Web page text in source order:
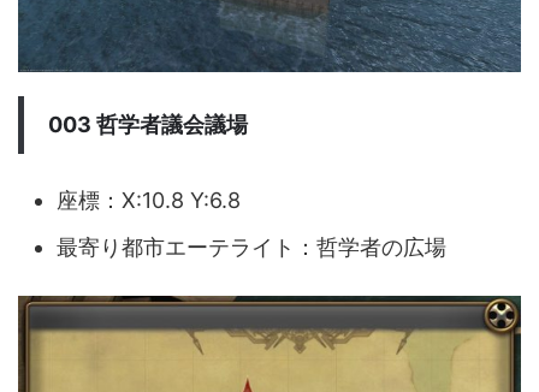
003 哲学者議会議場
座標：X:10.8 Y:6.8
最寄り都市エーテライト：哲学者の広場